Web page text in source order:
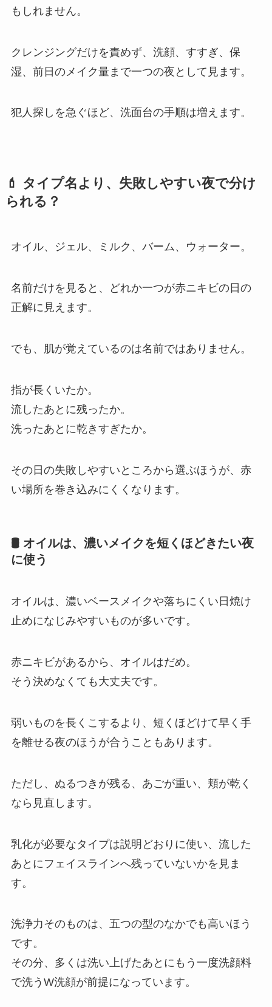
もしれません。
クレンジングだけを責めず、洗顔、すすぎ、保
湿、前日のメイク量まで一つの夜として見ます。
犯人探しを急ぐほど、洗面台の手順は増えます。
💄 タイプ名より、失敗しやすい夜で分け
られる？
オイル、ジェル、ミルク、バーム、ウォーター。
名前だけを見ると、どれか一つが赤ニキビの日の
正解に見えます。
でも、肌が覚えているのは名前ではありません。
指が長くいたか。
流したあとに残ったか。
洗ったあとに乾きすぎたか。
その日の失敗しやすいところから選ぶほうが、赤
い場所を巻き込みにくくなります。
🛢️ オイルは、濃いメイクを短くほどきたい夜
に使う
オイルは、濃いベースメイクや落ちにくい日焼け
止めになじみやすいものが多いです。
赤ニキビがあるから、オイルはだめ。
そう決めなくても大丈夫です。
弱いものを長くこするより、短くほどけて早く手
を離せる夜のほうが合うこともあります。
ただし、ぬるつきが残る、あごが重い、頬が乾く
なら見直します。
乳化が必要なタイプは説明どおりに使い、流した
あとにフェイスラインへ残っていないかを見ま
す。
洗浄力そのものは、五つの型のなかでも高いほう
です。
その分、多くは洗い上げたあとにもう一度洗顔料
で洗うW洗顔が前提になっています。